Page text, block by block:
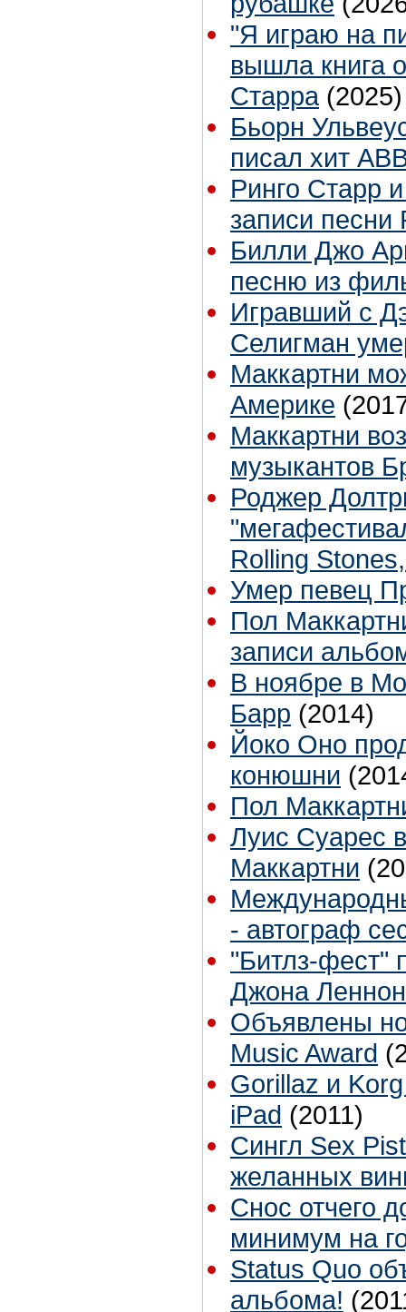
"Я играю на
вышла книга
Старра (2025)
Бьорн
писал хит
Ринго Старр
записи
Билли Джо
песню из
Игравший с
Селигман
Маккартни
Америке
Маккартни
музыкантов
Роджер
Rolling
Умер певец
Пол
записи
В ноябре в
Барр (2014)
Йоко Оно
конюшни
Пол
Луис Суарес
Маккартни
- автограф
"Битлз-фест"
Джона
Объявлены
Music Award
Gorillaz и
iPad (2011)
Сингл Sex
желанных
Снос отчего
минимум на
Status Quo
альбома!